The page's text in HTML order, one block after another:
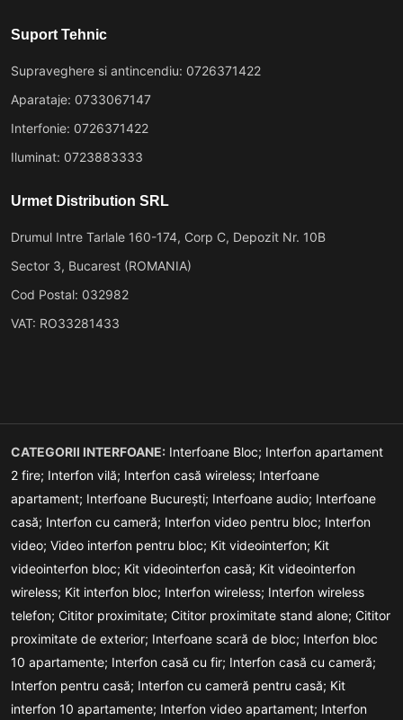
Suport Tehnic
Supraveghere si antincendiu: 0726371422
Aparataje: 0733067147
Interfonie: 0726371422
Iluminat: 0723883333
Urmet Distribution SRL
Drumul Intre Tarlale 160-174, Corp C, Depozit Nr. 10B
Sector 3, Bucarest (ROMANIA)
Cod Postal: 032982
VAT: RO33281433
CATEGORII INTERFOANE: Interfoane Bloc; Interfon apartament
2 fire; Interfon vilă; Interfon casă wireless; Interfoane
apartament; Interfoane București; Interfoane audio; Interfoane
casă; Interfon cu cameră; Interfon video pentru bloc; Interfon
video; Video interfon pentru bloc; Kit videointerfon; Kit
videointerfon bloc; Kit videointerfon casă; Kit videointerfon
wireless; Kit interfon bloc; Interfon wireless; Interfon wireless
telefon; Cititor proximitate; Cititor proximitate stand alone; Cititor
proximitate de exterior; Interfoane scară de bloc; Interfon bloc
10 apartamente; Interfon casă cu fir; Interfon casă cu cameră;
Interfon pentru casă; Interfon cu cameră pentru casă; Kit
interfon 10 apartamente; Interfon video apartament; Interfon